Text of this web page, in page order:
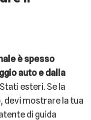
è spesso
auto e dalla
esteri. Se la
devi mostrare la tua
di guida